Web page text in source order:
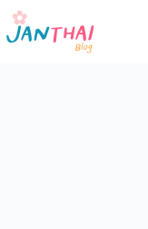
Skip
content